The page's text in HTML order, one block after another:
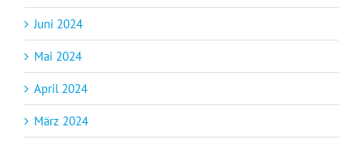
Juni 2024
Mai 2024
April 2024
März 2024